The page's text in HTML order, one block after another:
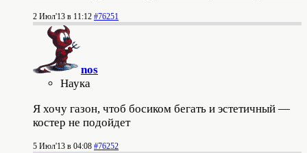
2 Июл'13 в 11:12 #76251
nos
Наука
Я хочу газон, чтоб босиком бегать и эстетичный —
костер не подойдет
5 Июл'13 в 04:08 #76252